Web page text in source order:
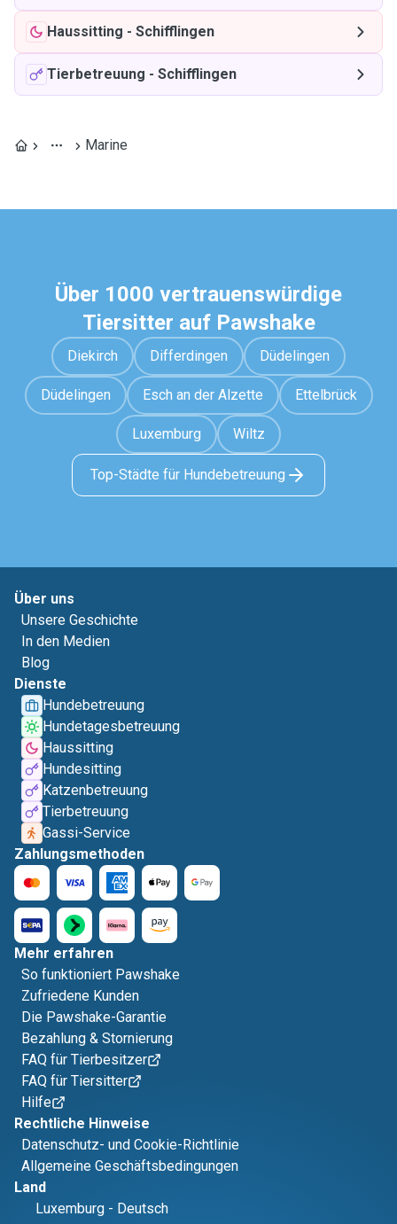
Haussitting - Schifflingen
Tierbetreuung - Schifflingen
Marine
Über 1000 vertrauenswürdige
Tiersitter auf Pawshake
Diekirch Differdingen Düdelingen
Düdelingen Esch an der Alzette Ettelbrück
Luxemburg Wiltz
Top-Städte für Hundebetreuung
Über uns
Unsere Geschichte
In den Medien
Blog
Dienste
Hundebetreuung
Hundetagesbetreuung
Haussitting
Hundesitting
Katzenbetreuung
Tierbetreuung
Gassi-Service
Zahlungsmethoden
Mehr erfahren
So funktioniert Pawshake
Zufriedene Kunden
Die Pawshake-Garantie
Bezahlung & Stornierung
FAQ für Tierbesitzer
FAQ für Tiersitter
Hilfe
Rechtliche Hinweise
Datenschutz- und Cookie-Richtlinie
Allgemeine Geschäftsbedingungen
Land
Luxemburg - Deutsch